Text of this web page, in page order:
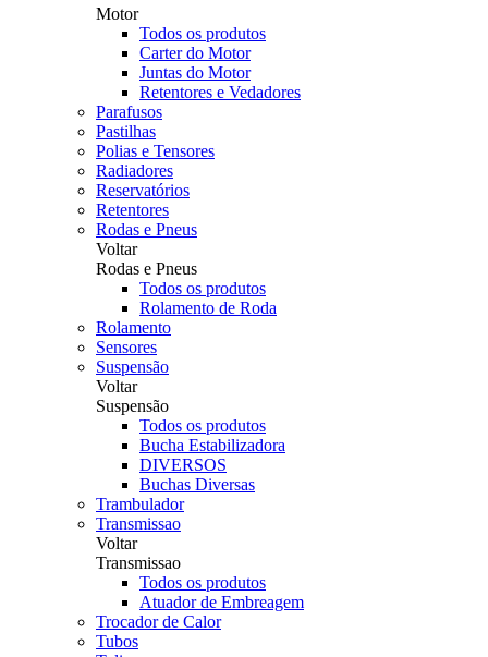
Motor
Todos os produtos
Carter do Motor
Juntas do Motor
Retentores e Vedadores
Parafusos
Pastilhas
Polias e Tensores
Radiadores
Reservatórios
Retentores
Rodas e Pneus
Voltar
Rodas e Pneus
Todos os produtos
Rolamento de Roda
Rolamento
Sensores
Suspensão
Voltar
Suspensão
Todos os produtos
Bucha Estabilizadora
DIVERSOS
Buchas Diversas
Trambulador
Transmissao
Voltar
Transmissao
Todos os produtos
Atuador de Embreagem
Trocador de Calor
Tubos